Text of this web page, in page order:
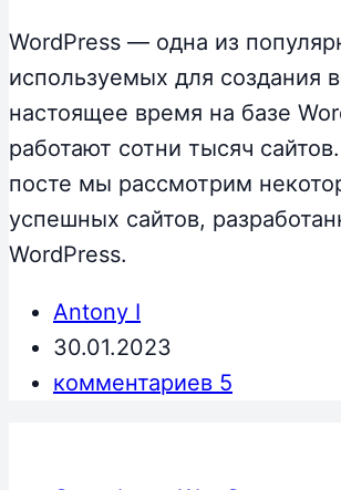
WordPress — одна из
используемых для создания
настоящее время на базе
работают сотни тысяч
посте мы рассмотрим
успешных сайтов,
WordPress.
Antony I
30.01.2023
комментариев 5